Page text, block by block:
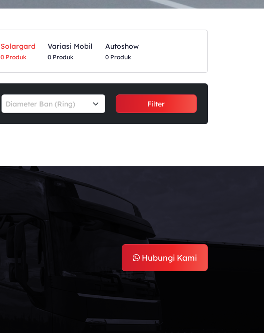
Solargard
0 Produk
Variasi Mobil
0 Produk
Autoshow
0 Produk
Diameter Ban (Ring) Filter
Hubungi Kami